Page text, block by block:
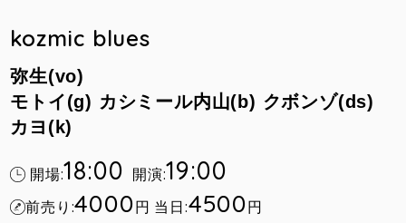
kozmic blues
弥生(vo)
モトイ(g) カシミール内山(b) クボンゾ(ds)
カヨ(k)
開場:18:00 開演:19:00
前売り:4000円 当日:4500円